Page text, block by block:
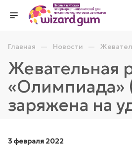
Главная — Новости —
Жевательная
«Олимпиада»
заряжена на
3 февраля 2022